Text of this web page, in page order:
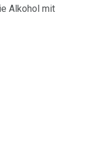
Alkohol mit